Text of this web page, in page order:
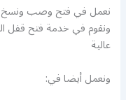
نعمل في فتح وصب ونسخ
ونقوم في خدمة فتح قفل
عالية
ونعمل أيضا في: